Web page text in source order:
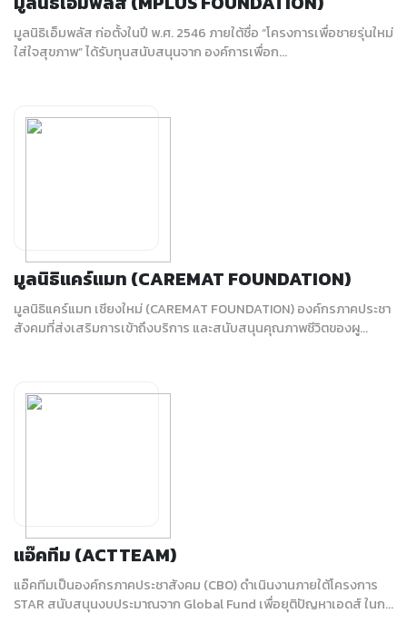
มูลนิธิเอ็มพลัส ก่อตั้งในปี พ.ศ. 2546 ภายใต้ชื่อ “โครงการเพื่อชายรุ่นใหม่
ใส่ใจสุขภาพ” ได้รับทุนสนับสนุนจาก องค์การเพื่อก...
มูลนิธิแคร์แมท (CAREMAT FOUNDATION)
มูลนิธิแคร์แมท เชียงใหม่ (CAREMAT FOUNDATION) องค์กรภาคประชา
สังคมที่ส่งเสริมการเข้าถึงบริการ และสนับสนุนคุณภาพชีวิตของผู...
แอ๊คทีม (ACTTEAM)
แอ๊คทีมเป็นองค์กรภาคประชาสังคม (CBO) ดำเนินงานภายใต้โครงการ
STAR สนับสนุนงบประมาณจาก Global Fund เพื่อยุติปัญหาเอดส์ ในก...